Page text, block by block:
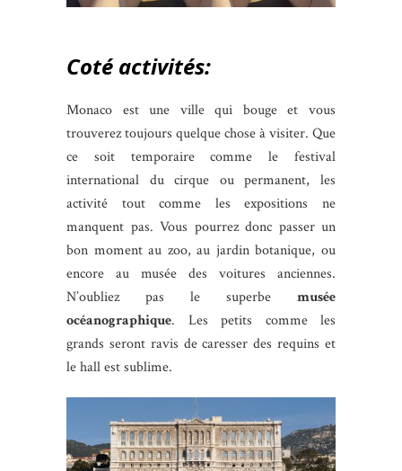
Coté activités:
Monaco est une ville qui bouge et vous
trouverez toujours quelque chose à visiter. Que
ce soit temporaire comme le festival
international du cirque ou permanent, les
activité tout comme les expositions ne
manquent pas. Vous pourrez donc passer un
bon moment au zoo, au jardin botanique, ou
encore au musée des voitures anciennes.
N’oubliez pas le superbe musée
océanographique. Les petits comme les
grands seront ravis de caresser des requins et
le hall est sublime.